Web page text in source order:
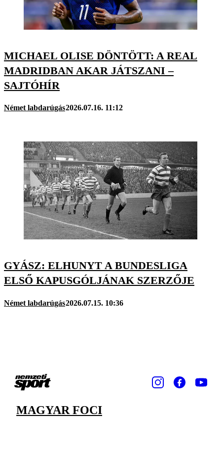
MICHAEL OLISE DÖNTÖTT: A REAL
MADRIDBAN AKAR JÁTSZANI –
SAJTÓHÍR
Német labdarúgás2026.07.16. 11:12
GYÁSZ: ELHUNYT A BUNDESLIGA
ELSŐ KAPUSGÓLJÁNAK SZERZŐJE
Német labdarúgás2026.07.15. 10:36
MAGYAR FOCI